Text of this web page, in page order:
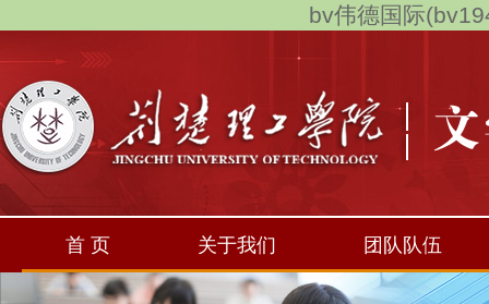
bv伟德国际
首 页 关于我们 团队队伍